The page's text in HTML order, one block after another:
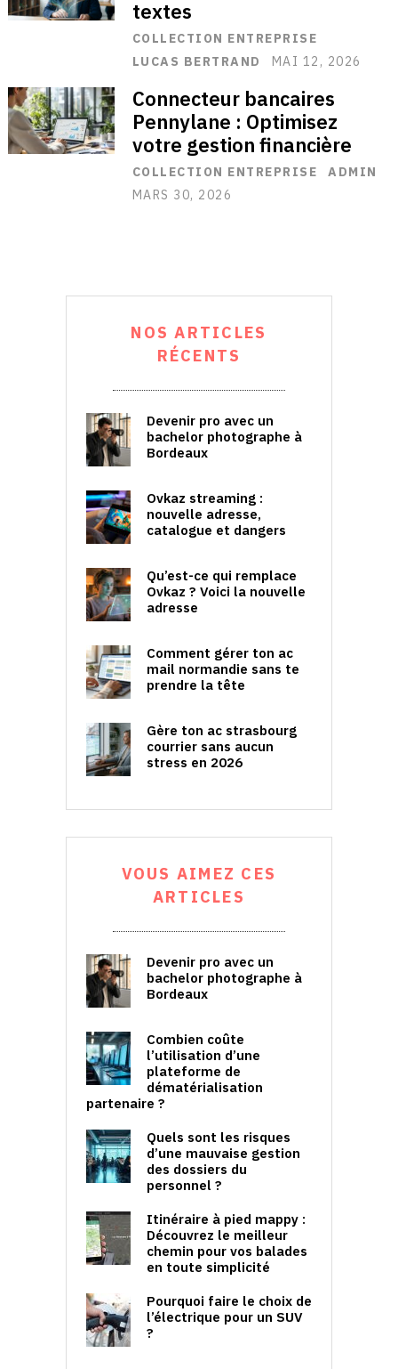
textes
COLLECTION ENTREPRISE
LUCAS BERTRAND
MAI 12, 2026
Connecteur bancaires
Pennylane : Optimisez
votre gestion financière
COLLECTION ENTREPRISE
ADMIN
MARS 30, 2026
NOS ARTICLES
RÉCENTS
Devenir pro avec un
bachelor photographe à
Bordeaux
Ovkaz streaming :
nouvelle adresse,
catalogue et dangers
Qu’est-ce qui remplace
Ovkaz ? Voici la nouvelle
adresse
Comment gérer ton ac
mail normandie sans te
prendre la tête
Gère ton ac strasbourg
courrier sans aucun
stress en 2026
VOUS AIMEZ CES
ARTICLES
Devenir pro avec un
bachelor photographe à
Bordeaux
Combien coûte
l’utilisation d’une
plateforme de
dématérialisation
partenaire ?
Quels sont les risques
d’une mauvaise gestion
des dossiers du
personnel ?
Itinéraire à pied mappy :
Découvrez le meilleur
chemin pour vos balades
en toute simplicité
Pourquoi faire le choix de
l’électrique pour un SUV
?